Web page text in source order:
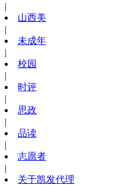
|
山西美
|
未成年
|
校园
|
时评
|
思政
|
品读
|
志愿者
|
关于凯发代理